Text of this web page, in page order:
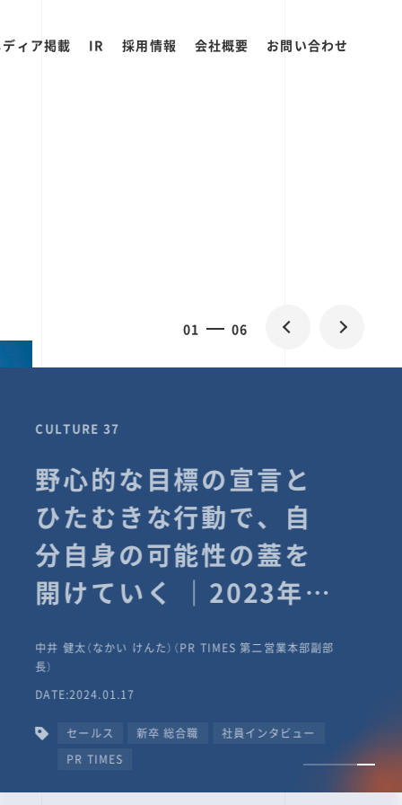
ィア掲載 IR 採用情報 会社概要 お問い合わせ
01 06
CULTURE 37
野心的な目標の宣言と
ひたむきな行動で、自
分自身の可能性の蓋を
開けていく ｜2023年度
タビュー #PR
TIMESな人たち
中井 健太（なかい けんた）（PR TIMES 第二営業本部副部
長）
DATE:2024.01.17
セールス 新卒 総合職
社員インタビュー
PR TIMES